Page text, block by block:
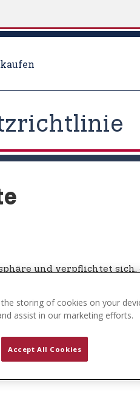
und verpflichtet
die Sie uns zur
Verwaltung, zum Schutz
the storing of cookies on your
assist in our marketing efforts.
Accept All Cookies